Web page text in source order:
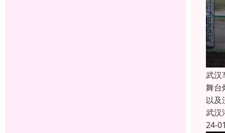
武汉
舞台
以及
武汉
24-